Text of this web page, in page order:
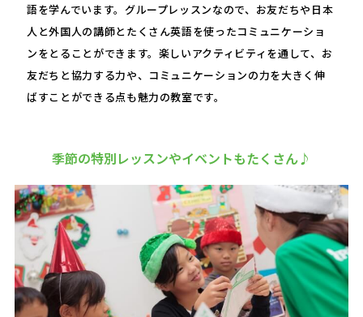
語を学んでいます。グループレッスンなので、お友だちや日本
人と外国人の講師とたくさん英語を使ったコミュニケーショ
ンをとることができます。楽しいアクティビティを通して、お
友だちと協力する力や、コミュニケーションの力を大きく伸
ばすことができる点も魅力の教室です。
季節の特別レッスンやイベントもたくさん♪